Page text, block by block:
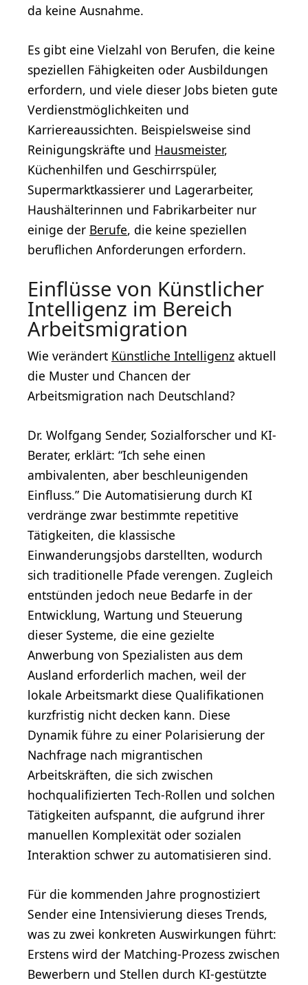
da keine Ausnahme.
Es gibt eine Vielzahl von Berufen, die keine
speziellen Fähigkeiten oder Ausbildungen
erfordern, und viele dieser Jobs bieten gute
Verdienstmöglichkeiten und
Karriereaussichten. Beispielsweise sind
Reinigungskräfte und Hausmeister,
Küchenhilfen und Geschirrspüler,
Supermarktkassierer und Lagerarbeiter,
Haushälterinnen und Fabrikarbeiter nur
einige der Berufe, die keine speziellen
beruflichen Anforderungen erfordern.
Einflüsse von Künstlicher
Intelligenz im Bereich
Arbeitsmigration
Wie verändert Künstliche Intelligenz aktuell
die Muster und Chancen der
Arbeitsmigration nach Deutschland?
Dr. Wolfgang Sender, Sozialforscher und KI-
Berater, erklärt: “Ich sehe einen
ambivalenten, aber beschleunigenden
Einfluss.” Die Automatisierung durch KI
verdränge zwar bestimmte repetitive
Tätigkeiten, die klassische
Einwanderungsjobs darstellten, wodurch
sich traditionelle Pfade verengen. Zugleich
entstünden jedoch neue Bedarfe in der
Entwicklung, Wartung und Steuerung
dieser Systeme, die eine gezielte
Anwerbung von Spezialisten aus dem
Ausland erforderlich machen, weil der
lokale Arbeitsmarkt diese Qualifikationen
kurzfristig nicht decken kann. Diese
Dynamik führe zu einer Polarisierung der
Nachfrage nach migrantischen
Arbeitskräften, die sich zwischen
hochqualifizierten Tech-Rollen und solchen
Tätigkeiten aufspannt, die aufgrund ihrer
manuellen Komplexität oder sozialen
Interaktion schwer zu automatisieren sind.
Für die kommenden Jahre prognostiziert
Sender eine Intensivierung dieses Trends,
was zu zwei konkreten Auswirkungen führt:
Erstens wird der Matching-Prozess zwischen
Bewerbern und Stellen durch KI-gestützte